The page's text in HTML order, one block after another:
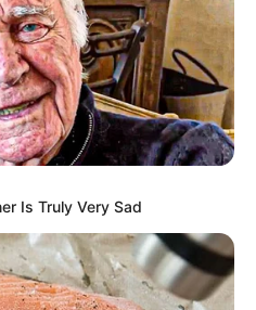
Is Truly Very Sad